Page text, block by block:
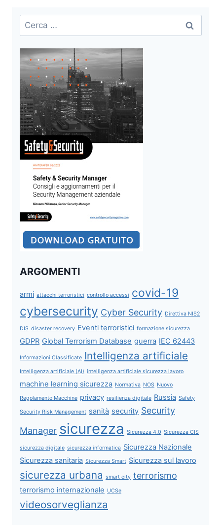
Ricerca
per:
ARGOMENTI
armi attacchi terroristici controllo accessi covid-19
cybersecurity Cyber Security Direttiva NIS2
DIS disaster recovery Eventi terroristici formazione sicurezza
GDPR Global Terrorism Database guerra IEC 62443
Informazioni Classificate Intelligenza artificiale
Intelligenza artificiale (AI) intelligenza artificiale sicurezza lavoro
machine learning sicurezza Normativa NOS Nuovo
Regolamento Macchine privacy resilienza digitale Russia Safety
Security Risk Management sanità security Security
Manager sicurezza Sicurezza 4.0 Sicurezza CIS
sicurezza digitale sicurezza informatica Sicurezza Nazionale
Sicurezza sanitaria Sicurezza Smart Sicurezza sul lavoro
sicurezza urbana smart city terrorismo
terrorismo internazionale UCSe
videosorveglianza